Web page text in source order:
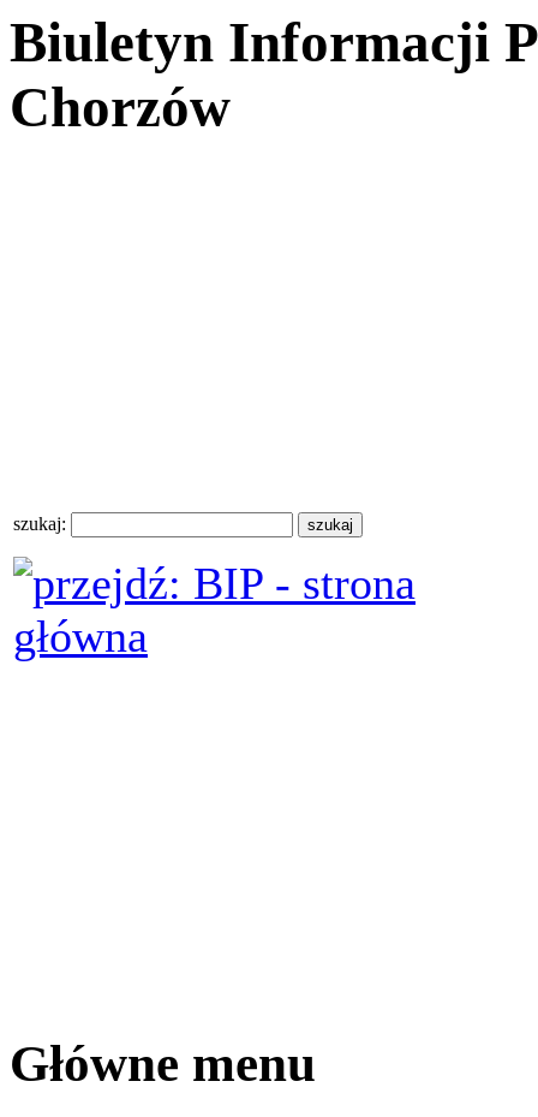
Biuletyn Informacji
Chorzów
szukaj:
Główne menu